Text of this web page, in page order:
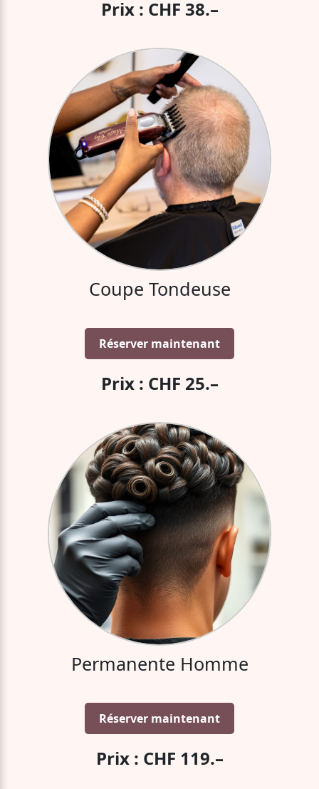
Prix : CHF 38.–
Coupe Tondeuse
Réserver maintenant
Prix : CHF 25.–
Permanente Homme
Réserver maintenant
Prix : CHF 119.–